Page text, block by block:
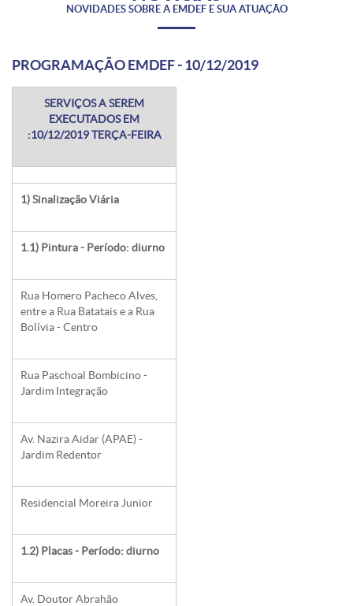
NOVIDADES SOBRE A EMDEF E SUA ATUAÇÃO
PROGRAMAÇÃO EMDEF - 10/12/2019
SERVIÇOS A SEREM
EXECUTADOS EM
:10/12/2019 TERÇA-FEIRA
1) Sinalização Viária
1.1) Pintura - Período: diurno
Rua Homero Pacheco Alves,
entre a Rua Batatais e a Rua
Bolívia - Centro
Rua Paschoal Bombicino -
Jardim Integração
Av. Nazira Aidar (APAE) -
Jardim Redentor
Residencial Moreira Junior
1.2) Placas - Período: diurno
Av. Doutor Abrahão